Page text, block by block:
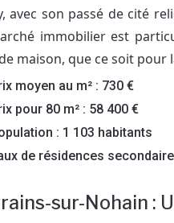
avec son passé de cité
immobilier est
maison, que ce soit
moyen au m² : 730 €
pour 80 m² : 58 400 €
: 1 103 habitants
de résidences
sur-Nohain :